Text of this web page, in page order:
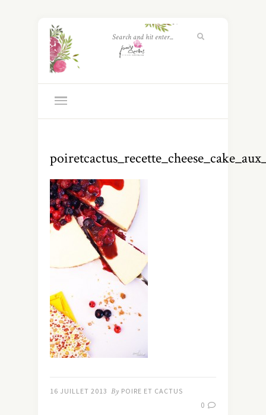
16 JUILLET 2013 By POIRE ET CACTUS
0